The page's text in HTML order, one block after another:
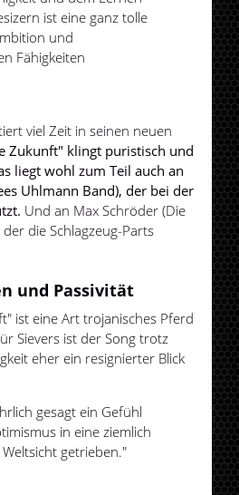
ist eine ganz tolle
und
Fähigkeiten
viel Zeit in seinen neuen
Zukunft" klingt puristisch und
liegt wohl zum Teil auch an
Uhlmann Band), der bei der
Und an Max Schröder (Die
die Schlagzeug-Parts
und Passivität
ist eine Art trojanisches Pferd
Sievers ist der Song trotz
eher ein resignierter Blick
gesagt ein Gefühl
in eine ziemlich
getrieben."